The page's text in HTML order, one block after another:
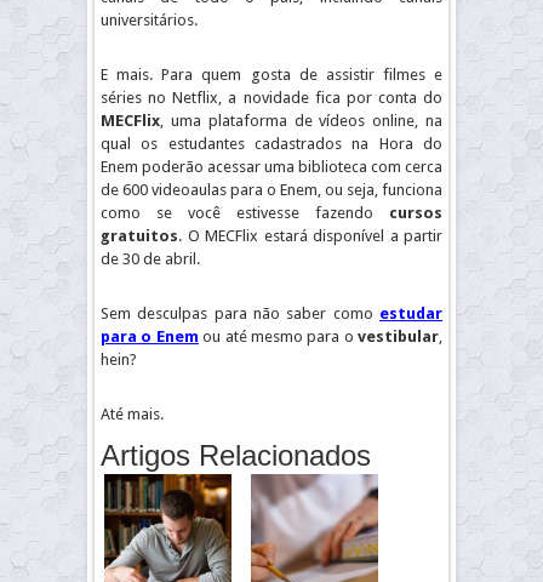
universitários.
E mais. Para quem gosta de assistir filmes e
séries no Netflix, a novidade fica por conta do
MECFlix, uma plataforma de vídeos online, na
qual os estudantes cadastrados na Hora do
Enem poderão acessar uma biblioteca com cerca
de 600 videoaulas para o Enem, ou seja, funciona
como se você estivesse fazendo cursos
gratuitos. O MECFlix estará disponível a partir
de 30 de abril.
Sem desculpas para não saber como estudar
para o Enem ou até mesmo para o vestibular,
hein?
Até mais.
Artigos Relacionados